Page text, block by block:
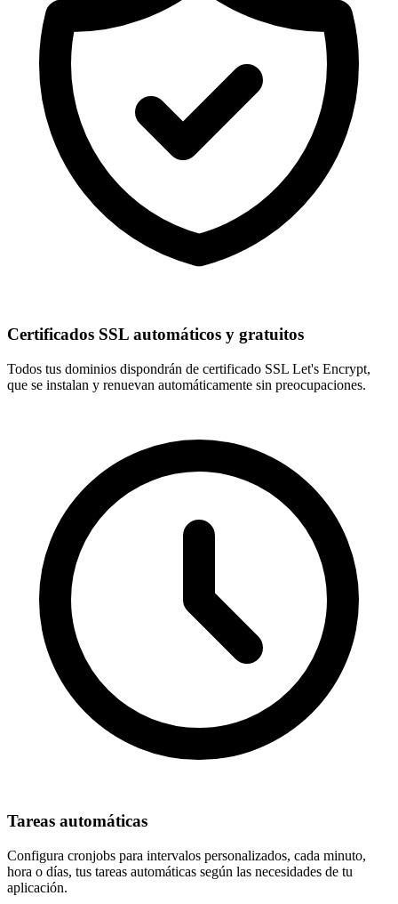
Certificados SSL automáticos y gratuitos
Todos tus dominios dispondrán de certificado SSL Let's Encrypt,
que se instalan y renuevan automáticamente sin preocupaciones.
Tareas automáticas
Configura cronjobs para intervalos personalizados, cada minuto,
hora o días, tus tareas automáticas según las necesidades de tu
aplicación.